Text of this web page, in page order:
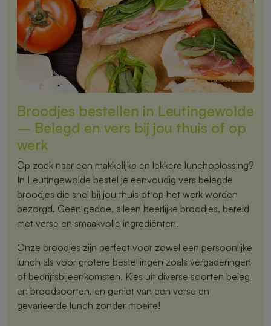
Broodjes bestellen in Leutingewolde
– Belegd en vers bij jou thuis of op
werk
Op zoek naar een makkelijke en lekkere lunchoplossing?
In Leutingewolde bestel je eenvoudig vers belegde
broodjes die snel bij jou thuis of op het werk worden
bezorgd. Geen gedoe, alleen heerlijke broodjes, bereid
met verse en smaakvolle ingrediënten.
Onze broodjes zijn perfect voor zowel een persoonlijke
lunch als voor grotere bestellingen zoals vergaderingen
of bedrijfsbijeenkomsten. Kies uit diverse soorten beleg
en broodsoorten, en geniet van een verse en
gevarieerde lunch zonder moeite!